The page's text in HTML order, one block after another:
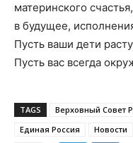
материнского
в будущее,
Пусть ваши дети
Пусть вас всегда
TAGS Верховный Совет
Единая Россия
Новости